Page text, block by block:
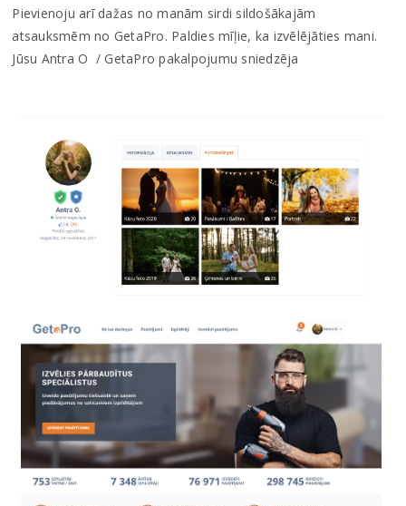
Pievienoju arī dažas no manām sirdi sildošākajām
atsauksmēm no GetaPro. Paldies mīļie, ka izvēlējāties mani.
Jūsu Antra O / GetaPro pakalpojumu sniedzēja